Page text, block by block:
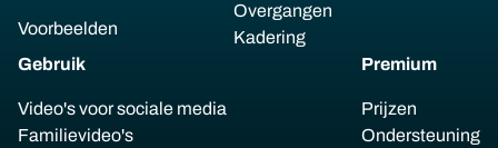
Voorbeelden
Overgangen
Kadering
Gebruik
Video's voor sociale media
Familievideo's
Premium
Prijzen
Ondersteuning